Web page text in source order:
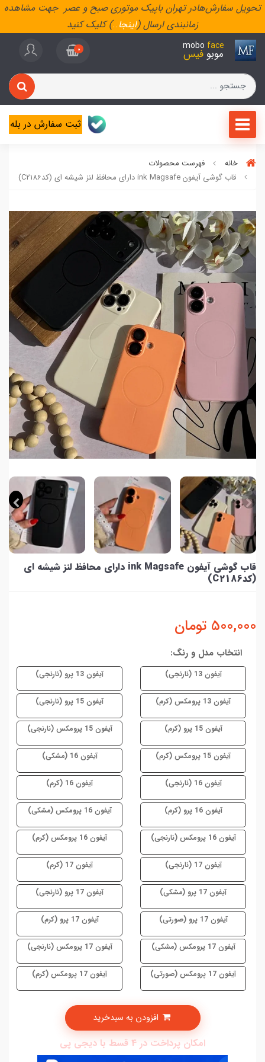
تحویل سفارش‌هادر تهران باپیک موتوری صبح و عصر جهت مشاهده
زمانبندی ارسال (اینجا..) کلیک کنید
mobo face
موبو فیس 0
ثبت سفارش در بله
خانه
فهرست محصولات
قاب گوشی آیفون ink Magsafe دارای محافظ لنز شیشه ای (کدC2186)
قاب گوشی آیفون ink Magsafe دارای محافظ لنز شیشه ای
(کدC2186)
500,000 تومان
انتخاب مدل و رنگ:
آیفون 13 (نارنجی) آیفون 13 پرو (نارنجی)
آیفون 13 پرومکس (کرم) آیفون 15 پرو (نارنجی)
آیفون 15 پرو (کرم) آیفون 15 پرومکس (نارنجی)
آیفون 15 پرومکس (کرم) آیفون 16 (مشکی)
آیفون 16 (نارنجی) آیفون 16 (کرم)
آیفون 16 پرو (کرم) آیفون 16 پرومکس (مشکی)
آیفون 16 پرومکس (نارنجی) آیفون 16 پرومکس (کرم)
آیفون 17 (نارنجی) آیفون 17 (کرم)
آیفون 17 پرو (مشکی) آیفون 17 پرو (نارنجی)
آیفون 17 پرو (صورتی) آیفون 17 پرو (کرم)
آیفون 17 پرومکس (مشکی) آیفون 17 پرومکس (نارنجی)
آیفون 17 پرومکس (صورتی) آیفون 17 پرومکس (کرم)
امکان پرداخت در 4 قسط با دیجی پی